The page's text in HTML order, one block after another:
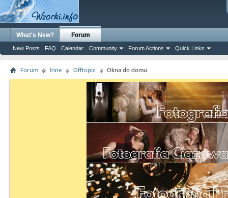
What's New? Forum
New Posts FAQ Calendar Community Forum Actions Quick Links
Forum Inne Offtopic Okna do domu